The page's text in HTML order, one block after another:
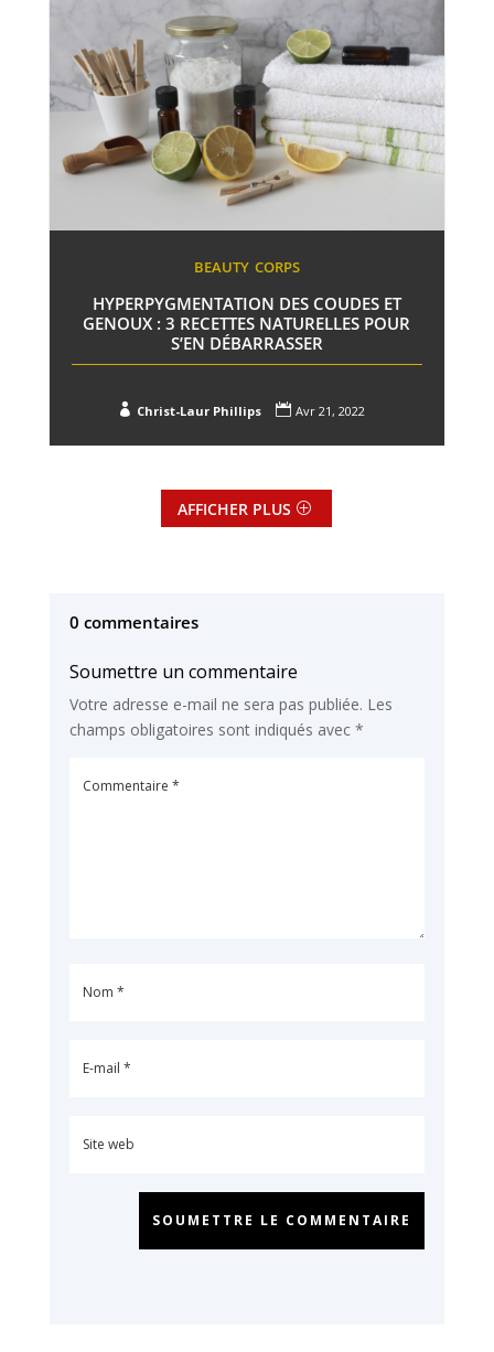
BEAUTY CORPS
HYPERPYGMENTATION DES COUDES ET
GENOUX : 3 RECETTES NATURELLES POUR
S’EN DÉBARRASSER
 Christ-Laur Phillips  Avr 21, 2022
AFFICHER PLUS
0 commentaires
Soumettre un commentaire
Votre adresse e-mail ne sera pas publiée. Les
champs obligatoires sont indiqués avec *
SOUMETTRE LE COMMENTAIRE